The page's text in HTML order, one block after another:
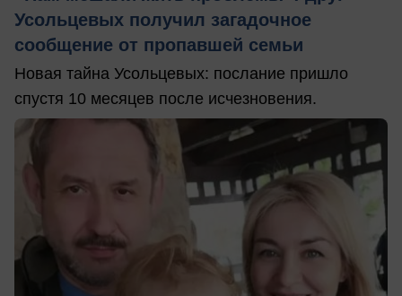
Усольцевых получил загадочное
сообщение от пропавшей семьи
Новая тайна Усольцевых: послание пришло
спустя 10 месяцев после исчезновения.